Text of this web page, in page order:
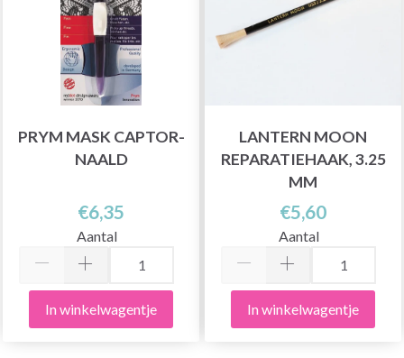
PRYM MASK CAPTOR-
NAALD
€6,35
Aantal
In winkelwagentje
LANTERN MOON
REPARATIEHAAK, 3.25
MM
€5,60
Aantal
In winkelwagentje